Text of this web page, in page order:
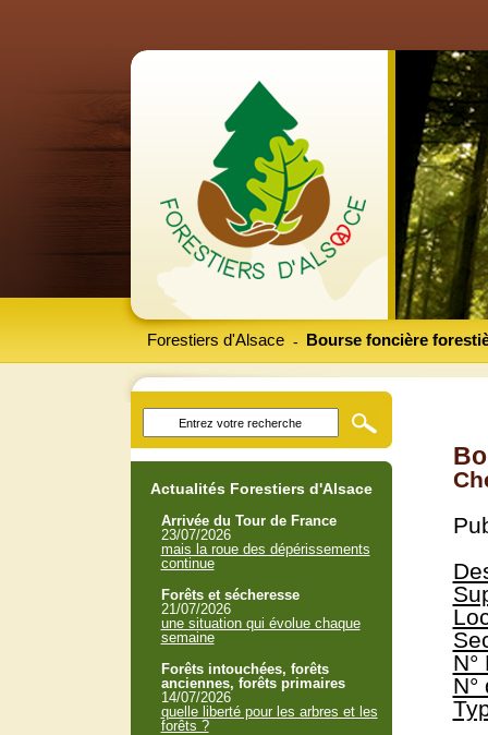
Forestiers d'Alsace Bourse foncière
-
N°
N°
Actualités Forestiers d'Alsace
Arrivée du Tour de France
23/07/2026
mais la roue des dépérissements
continue
Forêts et sécheresse
21/07/2026
une situation qui évolue chaque
semaine
Forêts intouchées, forêts
anciennes, forêts primaires
14/07/2026
quelle liberté pour les arbres et les
forêts ?